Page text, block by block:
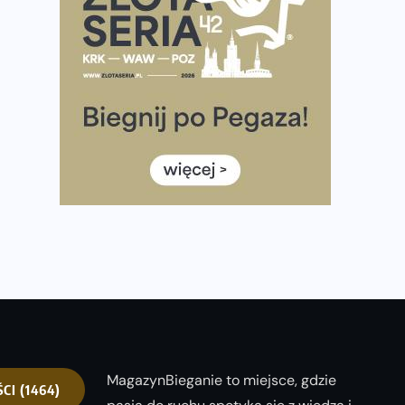
Co ma dużo białka? Produkty, które warto włączyć do
Rozbiegany Olsztyn szykuje się na weekend z
Już w tę sobotę 35. Bieg Powstania Warszawskiego.
Wystartuje rekordowa liczba uczestników
35. Bieg Powstania Warszawskiego – praktyczny
(1464)
MagazynBieganie to miejsce, gdzie